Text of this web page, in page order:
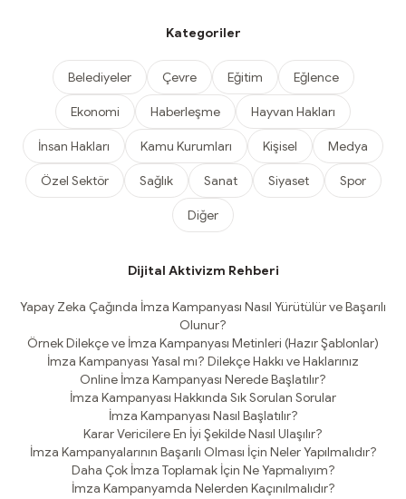
Kategoriler
Belediyeler Çevre Eğitim Eğlence
Ekonomi Haberleşme Hayvan Hakları
İnsan Hakları Kamu Kurumları Kişisel Medya
Özel Sektör Sağlık Sanat Siyaset Spor
Diğer
Dijital Aktivizm Rehberi
Yapay Zeka Çağında İmza Kampanyası Nasıl Yürütülür ve Başarılı
Olunur?
Örnek Dilekçe ve İmza Kampanyası Metinleri (Hazır Şablonlar)
İmza Kampanyası Yasal mı? Dilekçe Hakkı ve Haklarınız
Online İmza Kampanyası Nerede Başlatılır?
İmza Kampanyası Hakkında Sık Sorulan Sorular
İmza Kampanyası Nasıl Başlatılır?
Karar Vericilere En İyi Şekilde Nasıl Ulaşılır?
İmza Kampanyalarının Başarılı Olması İçin Neler Yapılmalıdır?
Daha Çok İmza Toplamak İçin Ne Yapmalıyım?
İmza Kampanyamda Nelerden Kaçınılmalıdır?